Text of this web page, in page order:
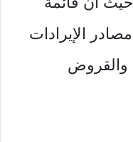
الإيرادات
والقروض